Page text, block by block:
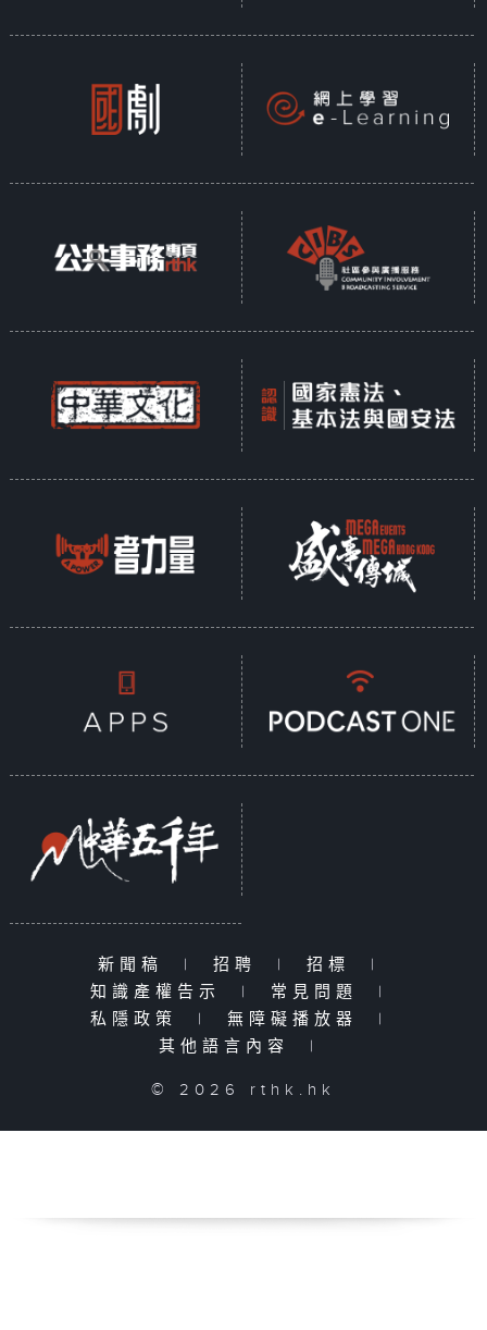
新聞稿 | 招聘 | 招標
|
知識產權告示
| 常見問題
|
私隱政策
| 無障礙播放器
|
其他語言內容
|
© 2026 rthk.hk